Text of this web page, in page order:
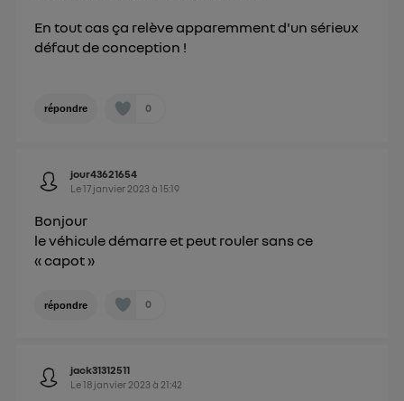
En tout cas ça relève apparemment d'un sérieux
défaut de conception !
répondre 0
jour43621654
Le17 janvier 2023 à15:19
Bonjour
le véhicule démarre et peut rouler sans ce
« capot »
répondre 0
jack31312511
Le18 janvier 2023 à 21:42